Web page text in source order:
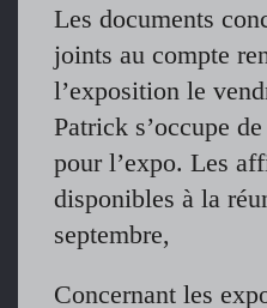
Les documents
joints au compte
l’exposition le
Patrick s’occupe
pour l’expo. Les
disponibles à la
septembre,
Concernant les